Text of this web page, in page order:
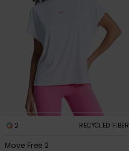
2 RECYCLED FIBER
Move Free 2